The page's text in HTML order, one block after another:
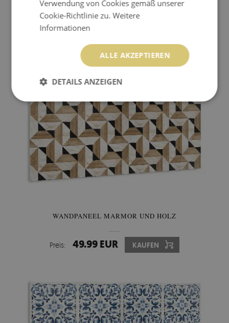
WANDPANEEL ABSTRAKTION MIT GOLD
49.99 EUR KAUFEN
WANDPANEEL MARMOR UND HOLZ
Preis: 49.99 EUR KAUFEN
Verwendung von Cookies gemäß unserer
Cookie-Richtlinie zu.Weitere
Informationen
ALLE AKZEPTIEREN
DETAILS ANZEIGEN